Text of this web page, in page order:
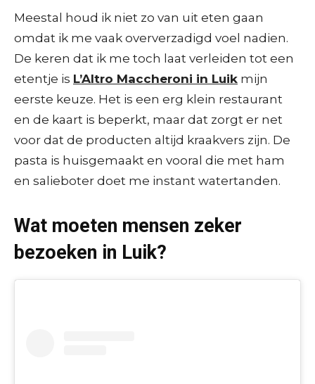
Meestal houd ik niet zo van uit eten gaan
omdat ik me vaak oververzadigd voel nadien.
De keren dat ik me toch laat verleiden tot een
etentje is L’Altro Maccheroni in Luik mijn
eerste keuze. Het is een erg klein restaurant
en de kaart is beperkt, maar dat zorgt er net
voor dat de producten altijd kraakvers zijn. De
pasta is huisgemaakt en vooral die met ham
en salieboter doet me instant watertanden.
Wat moeten mensen zeker
bezoeken in Luik?